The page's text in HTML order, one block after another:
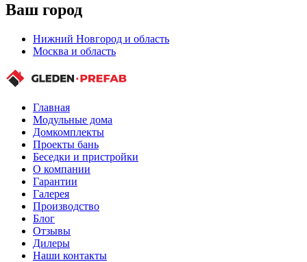
Ваш город
Нижний Новгород и область
Москва и область
Главная
Модульные дома
Домкомплекты
Проекты бань
Беседки и пристройки
О компании
Гарантии
Галерея
Производство
Блог
Отзывы
Дилеры
Наши контакты